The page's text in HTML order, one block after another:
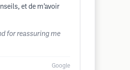
et de m’avoir
for reassuring me
Google